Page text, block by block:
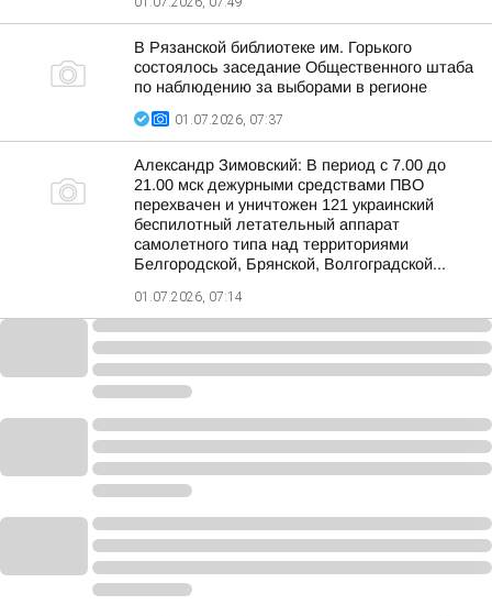
В Рязанской библиотеке им. Горького
состоялось заседание Общественного штаба
по наблюдению за выборами в регионе
01.07.2026, 07:37
Александр Зимовский: В период с 7.00 до
21.00 мск дежурными средствами ПВО
перехвачен и уничтожен 121 украинский
беспилотный летательный аппарат
самолетного типа над территориями
Белгородской, Брянской, Волгоградской...
01.07.2026, 07:14